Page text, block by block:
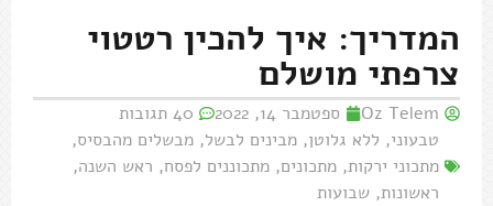
המדריך: איך להכין רטטוי
צרפתי מושלם
Oz Telem ספטמבר 14, 2022
40 תגובות
טבעוני, ללא גלוטן, מבינים לבשל, מבשלים מהבסיס,
מתכוני ירקות, מתכונים, מתכוננים לפסח, ראש השנה,
ראשונות, שבועות